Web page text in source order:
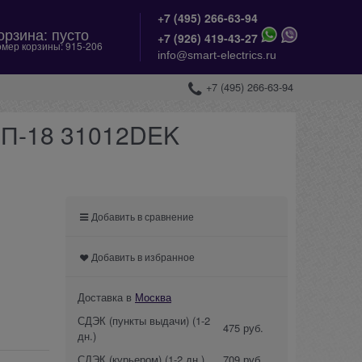
пусто
корзины: 915-206
+7 (495) 266-63-94
+7 (926) 419-43-27
info@smart-electrics.ru
+7 (495) 266-63-94
18 31012DEK
Добавить в сравнение
Добавить в избранное
Доставка в Москва
СДЭК (пункты выдачи) (1-2
дн.)
475 руб.